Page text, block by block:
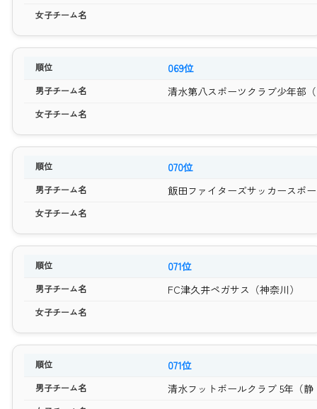
069位
清水第八スポーツクラブ少年部
070位
飯田ファイターズサッカースポ
071位
FC津久井ペガサス（神奈川）
071位
清水フットボールクラブ 5年（静